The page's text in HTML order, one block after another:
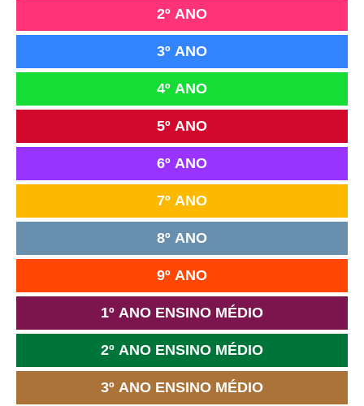
2º ANO
3º ANO
4º ANO
5º ANO
6º ANO
7º ANO
8º ANO
9º ANO
1º ANO ENSINO MÉDIO
2º ANO ENSINO MÉDIO
3º ANO ENSINO MÉDIO